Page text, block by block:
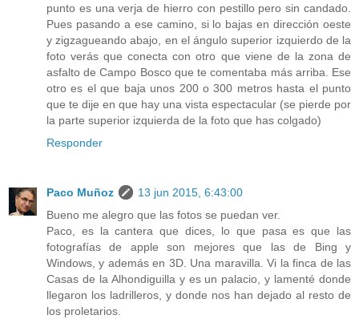
punto es una verja de hierro con pestillo pero sin candado.
Pues pasando a ese camino, si lo bajas en dirección oeste
y zigzagueando abajo, en el ángulo superior izquierdo de la
foto verás que conecta con otro que viene de la zona de
asfalto de Campo Bosco que te comentaba más arriba. Ese
otro es el que baja unos 200 o 300 metros hasta el punto
que te dije en que hay una vista espectacular (se pierde por
la parte superior izquierda de la foto que has colgado)
Responder
Paco Muñoz
13 jun 2015, 6:43:00
Bueno me alegro que las fotos se puedan ver.
Paco, es la cantera que dices, lo que pasa es que las
fotografías de apple son mejores que las de Bing y
Windows, y además en 3D. Una maravilla. Vi la finca de las
Casas de la Alhondiguilla y es un palacio, y lamenté donde
llegaron los ladrilleros, y donde nos han dejado al resto de
los proletarios.